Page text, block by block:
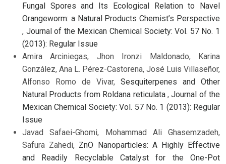
Fungal Spores and Its Ecological Relation to Navel
Orangeworm: a Natural Products Chemist’s Perspective
, Journal of the Mexican Chemical Society: Vol. 57 No. 1
(2013): Regular Issue
Amira Arciniegas, Jhon Ironzi Maldonado, Karina
González, Ana L. Pérez-Castorena, José Luis Villaseñor,
Alfonso Romo de Vivar, Sesquiterpenes and Other
Natural Products from Roldana reticulata ,Journal of the
Mexican Chemical Society: Vol. 57 No. 1 (2013): Regular
Issue
Javad Safaei-Ghomi, Mohammad Ali Ghasemzadeh,
Safura Zahedi, ZnO Nanoparticles: A Highly Effective
and Readily Recyclable Catalyst for the One-Pot